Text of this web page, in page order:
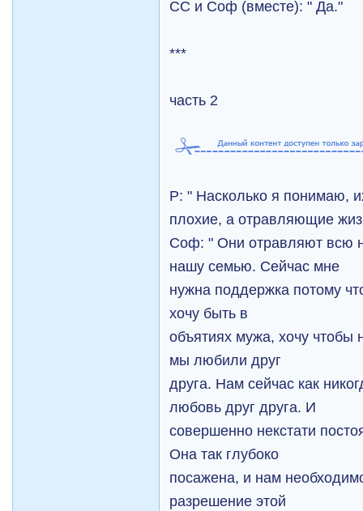
СС и Соф (вместе): " Да."
***
часть 2
Р: " Насколько я понимаю,
плохие, а отравляющие
Соф: " Они отравляют всю
нашу семью. Сейчас мне
нужна поддержка потомy
хочу быть в
объятиях мужа, хочу чтобы
мы любили друг
друга. Нам сейчас как
любовь друг друга. И
совершенно некстати
Она так глубоко
посажена, и нам
разрешeние этoй